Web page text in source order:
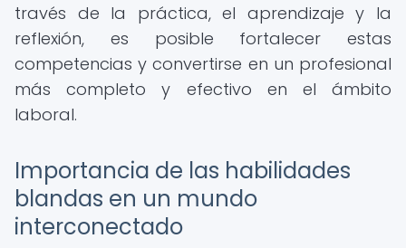
través de la práctica, el aprendizaje y la
reflexión, es posible fortalecer estas
competencias y convertirse en un profesional
más completo y efectivo en el ámbito
laboral.
Importancia de las habilidades
blandas en un mundo
interconectado